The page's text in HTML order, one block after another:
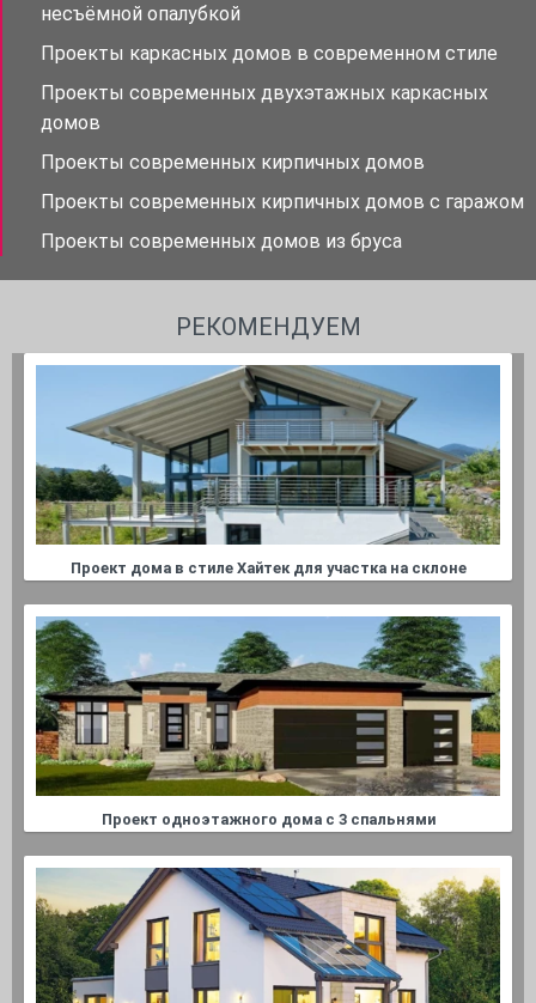
несъёмной опалубкой
Проекты каркасных домов в современном стиле
Проекты современных двухэтажных каркасных
домов
Проекты современных кирпичных домов
Проекты современных кирпичных домов с гаражом
Проекты современных домов из бруса
РЕКОМЕНДУЕМ
Проект дома в стиле Хайтек для участка на склоне
Проект одноэтажного дома с 3 спальнями